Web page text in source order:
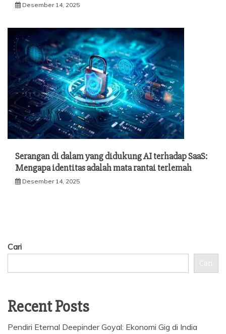
Desember 14, 2025
Serangan di dalam yang didukung AI terhadap SaaS:
Mengapa identitas adalah mata rantai terlemah
Desember 14, 2025
Cari
Cari
Recent Posts
Pendiri Eternal Deepinder Goyal: Ekonomi Gig di India